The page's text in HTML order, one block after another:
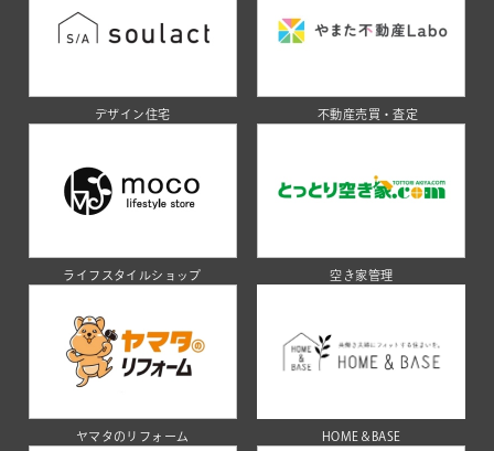
デザイン住宅 不動産売買・査定
ライフスタイルショップ 空き家管理
ヤマタのリフォーム HOME＆BASE